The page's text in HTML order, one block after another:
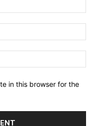
in this browser for the